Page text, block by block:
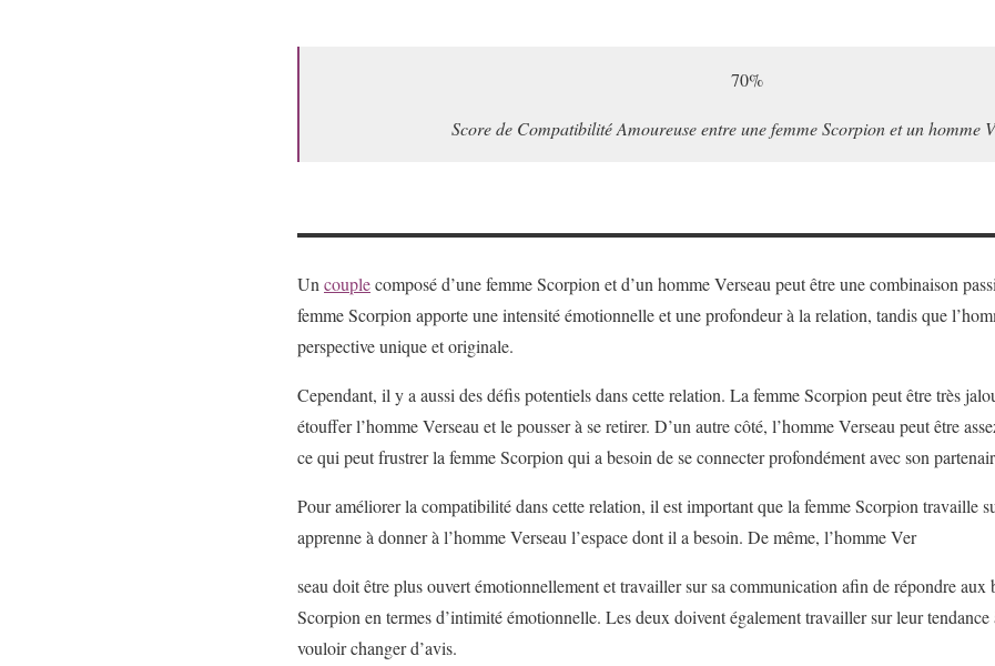
70%
Score de Compatibilité Amoureuse entre une femme Scorpion et un homme
Un couplecomposé d’une femme Scorpion et d’un homme Verseau peut être une combinaison
femme Scorpion apporte une intensité émotionnelle et une profondeur à la relation, tandis que
perspective unique et originale.
Cependant, il y a aussi des défis potentiels dans cette relation. La femme Scorpion peut être très
étouffer l’homme Verseau et le pousser à se retirer. D’un autre côté, l’homme Verseau peut être
ce qui peut frustrer la femme Scorpion qui a besoin de se connecter profondément avec son
Pour améliorer la compatibilité dans cette relation, il est important que la femme Scorpion travaille
apprenne à donner à l’homme Verseau l’espace dont il a besoin. De même, l’homme Ver
seau doit être plus ouvert émotionnellement et travailler sur sa communication afin de répondre aux
Scorpion en termes d’intimité émotionnelle. Les deux doivent également travailler sur leur tendance
vouloir changer d’avis.